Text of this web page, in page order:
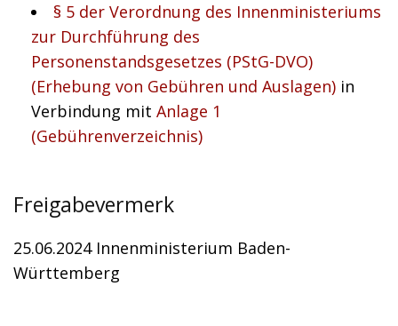
§ 5 der Verordnung des Innenministeriums
zur Durchführung des
Personenstandsgesetzes (PStG-DVO)
(Erhebung von Gebühren und Auslagen) in
Verbindung mit Anlage 1
(Gebührenverzeichnis)
Freigabevermerk
25.06.2024 Innenministerium Baden-
Württemberg